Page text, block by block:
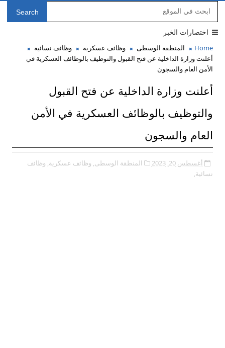
Search
اختصارات الخبر
Home المنطقة الوسطى وظائف عسكرية
وظائف نسائية
أعلنت وزارة الداخلية عن فتح القبول والتوظيف بالوظائف العسكرية في
الأمن العام والسجون
أعلنت وزارة الداخلية عن فتح القبول
والتوظيف بالوظائف العسكرية في الأمن
العام والسجون
أغسطس 20, 2023 المنطقة الوسطى, وظائف عسكرية, وظائف
نسائية,